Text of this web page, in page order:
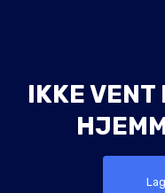
IKKE VENT